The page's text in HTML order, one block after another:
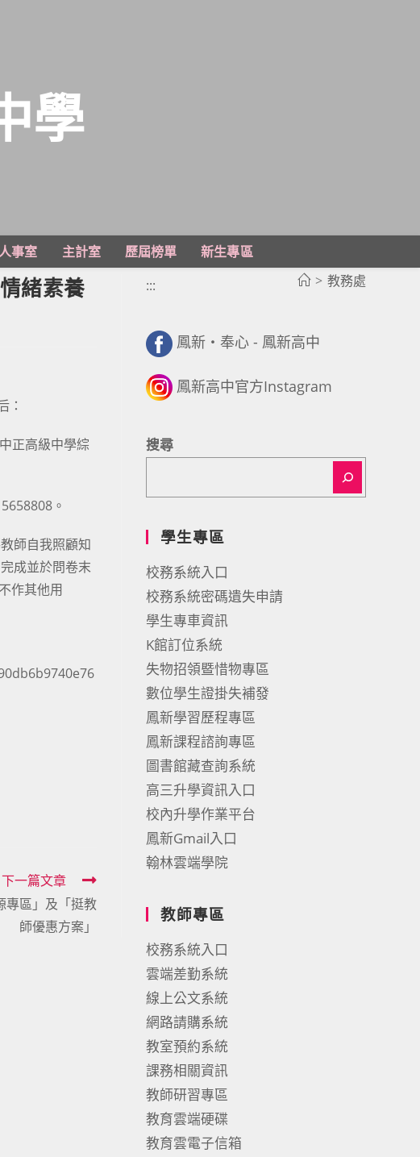
學
事室 主計室 歷屆榜單
新生專區
> 教務處
緒素養
：
正高級中學綜
。
師自我照顧知
成並於問卷末
作其他用
下一篇文章
專區」及「挺教
師優惠方案」
:::
鳳新・奉心 - 鳳新高中
鳳新高中官方Instagram
搜尋
學生專區
校務系統入口
校務系統密碼遺失申請
學生專車資訊
K館訂位系統
失物招領暨惜物專區
數位學生證掛失補發
鳳新學習歷程專區
鳳新課程諮詢專區
圖書館藏查詢系統
高三升學資訊入口
校內升學作業平台
鳳新Gmail入口
翰林雲端學院
教師專區
校務系統入口
雲端差勤系統
線上公文系統
網路請購系統
教室預約系統
課務相關資訊
教師研習專區
教育雲端硬碟
教育雲電子信箱